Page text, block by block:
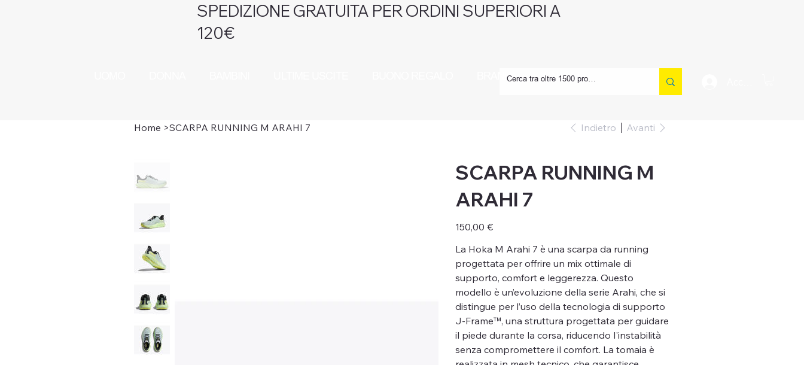
BRAND CONTATTI
SPEDIZIONE GRATUITA PER ORDINI SUPERIORI A
120€
Home >SCARPA RUNNING M ARAHI 7 Indietro Avanti
SCARPA RUNNING M
ARAHI 7
Prezzo
150,00 €
La Hoka M Arahi 7 è una scarpa da running
progettata per offrire un mix ottimale di
supporto, comfort e leggerezza. Questo
modello è un’evoluzione della serie Arahi, che si
distingue per l’uso della tecnologia di supporto
J-Frame™, una struttura progettata per guidare
il piede durante la corsa, riducendo l'instabilità
senza compromettere il comfort. La tomaia è